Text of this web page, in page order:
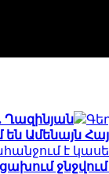
Ղազինյան
Ամենայն
է